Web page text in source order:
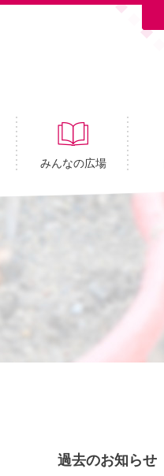
みんなの広場
過去のお知らせ